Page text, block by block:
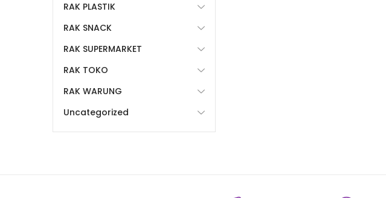
RAK PLASTIK
RAK SNACK
RAK SUPERMARKET
RAK TOKO
RAK WARUNG
Uncategorized